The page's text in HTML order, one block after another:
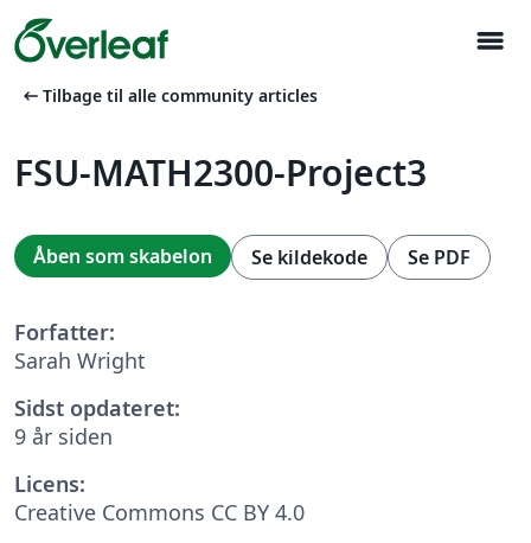
menu
arrow_left_alt Tilbage til alle community articles
FSU-MATH2300-Project3
Åben som skabelon Se kildekode Se PDF
Forfatter:
Sarah Wright
Sidst opdateret:
9 år siden
Licens:
Creative Commons CC BY 4.0